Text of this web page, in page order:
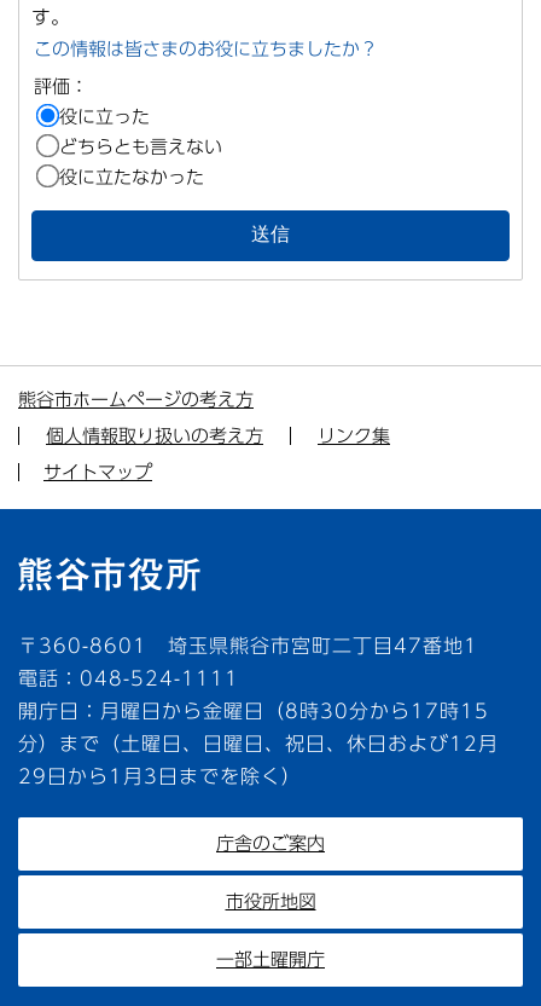
す。
この情報は皆さまのお役に立ちましたか？
評価：
役に立った
どちらとも言えない
役に立たなかった
熊谷市ホームページの考え方
個人情報取り扱いの考え方
リンク集
サイトマップ
〒360-8601 埼玉県熊谷市宮町二丁目47番地1
電話：048-524-1111
開庁日：月曜日から金曜日（8時30分から17時15
分）まで（土曜日、日曜日、祝日、休日および12月
29日から1月3日までを除く）
庁舎のご案内
市役所地図
一部土曜開庁